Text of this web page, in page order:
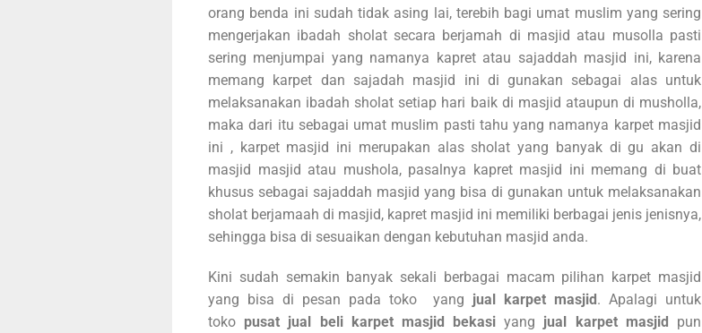
orang benda ini sudah tidak asing lai, terebih bagi umat muslim yang sering
mengerjakan ibadah sholat secara berjamah di masjid atau musolla pasti
sering menjumpai yang namanya kapret atau sajaddah masjid ini, karena
memang karpet dan sajadah masjid ini di gunakan sebagai alas untuk
melaksanakan ibadah sholat setiap hari baik di masjid ataupun di musholla,
maka dari itu sebagai umat muslim pasti tahu yang namanya karpet masjid
ini , karpet masjid ini merupakan alas sholat yang banyak di gu akan di
masjid masjid atau mushola, pasalnya kapret masjid ini memang di buat
khusus sebagai sajaddah masjid yang bisa di gunakan untuk melaksanakan
sholat berjamaah di masjid, kapret masjid ini memiliki berbagai jenis jenisnya,
sehingga bisa di sesuaikan dengan kebutuhan masjid anda.
Kini sudah semakin banyak sekali berbagai macam pilihan karpet masjid
yang bisa di pesan pada toko yang jual karpet masjid . Apalagi untuk
toko pusat jual beli karpet masjid bekasiyang jual karpet masjid
pun